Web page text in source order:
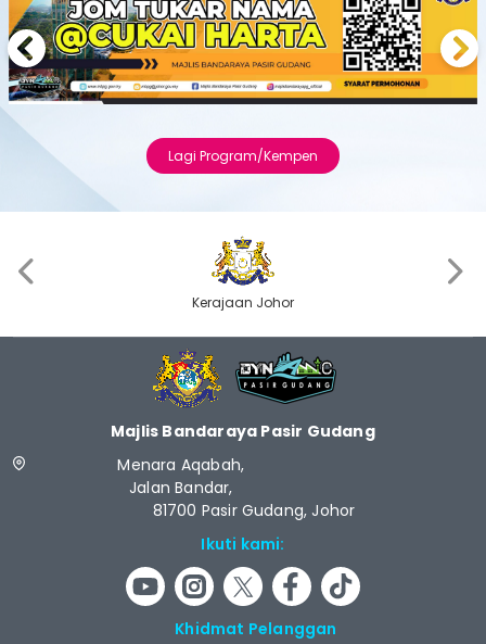
Next
Lagi Program/Kempen
Kerajaan Johor
Majlis Bandaraya Pasir Gudang
Menara Aqabah,
Jalan Bandar,
81700 Pasir Gudang, Johor
Ikuti kami:
Khidmat Pelanggan